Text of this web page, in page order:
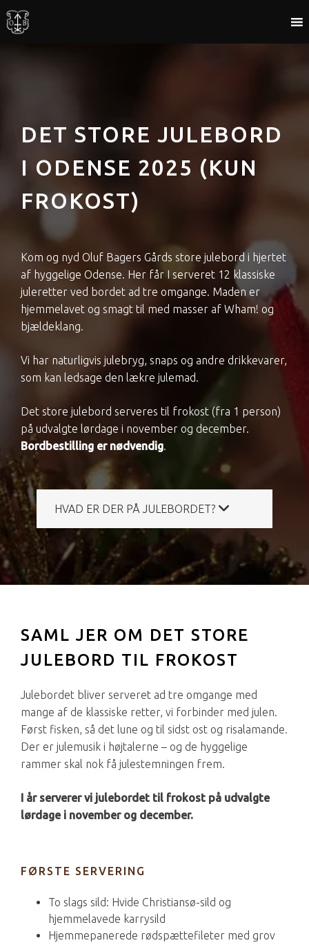
DET STORE JULEBORD
I ODENSE 2025 (KUN
FROKOST)
Kom og nyd Oluf Bagers Gårds store julebord i hjertet
af hyggelige Odense. Her får I serveret 12 klassiske
juleretter ved bordet ad tre omgange. Maden er
hjemmelavet og smagt til med masser af Wham! og
bjældeklang.
Vi har naturligvis julebryg, snaps og andre drikkevarer,
som kan ledsage den lækre julemad.
Det store julebord serveres til frokost (fra 1 person)
på udvalgte lørdage i november og december.
Bordbestilling er nødvendig.
HVAD ER DER PÅ JULEBORDET?
SAML JER OM DET STORE
JULEBORD TIL FROKOST
Julebordet bliver serveret ad tre omgange med
mange af de klassiske retter, vi forbinder med julen.
Først fisken, så det lune og til sidst ost og risalamande.
Der er julemusik i højtalerne – og de hyggelige
rammer skal nok få julestemningen frem.
I år serverer vi julebordet til frokost på udvalgte
lørdage i november og december.
FØRSTE SERVERING
To slags sild: Hvide Christiansø-sild og
hjemmelavede karrysild
Hjemmepanerede rødspættefileter med grov